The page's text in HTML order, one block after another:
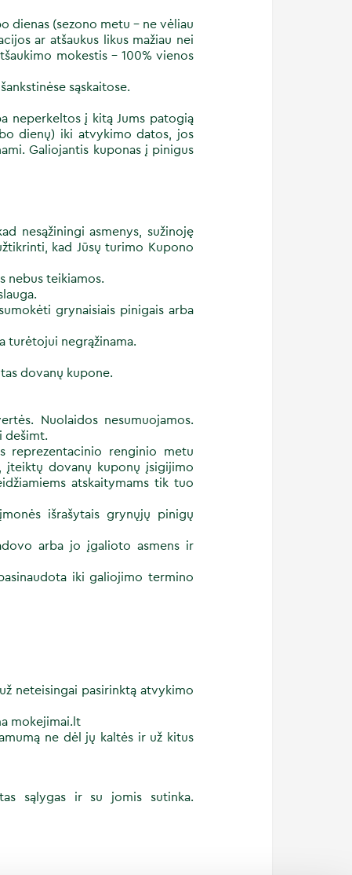
dienas (sezono metu - ne vėliau
ar atšaukus likus mažiau nei
mokestis - 100% vienos
sąskaitose.
neperkeltos į kitą Jums patogią
dienų) iki atvykimo datos, jos
Galiojantis kuponas į pinigus
nesąžiningi asmenys, sužinoję
kad Jūsų turimo Kupono
nebus teikiamos.
grynaisiais pinigais arba
turėtojui negrąžinama.
dovanų kupone.
Nuolaidos nesumuojamos.
dešimt.
reprezentacinio renginio metu
įteiktų dovanų kuponų įsigijimo
atskaitymams tik tuo
išrašytais grynųjų pinigų
arba jo įgalioto asmens ir
iki galiojimo termino
neteisingai pasirinktą atvykimo
mokejimai.lt
ne dėl jų kaltės ir už kitus
sąlygas ir su jomis sutinka.